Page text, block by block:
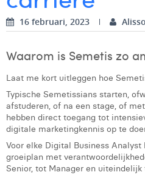
Dhan Claes
Elio Civalleri
Eliott Pousset
Floriane Defacqz
Glenn Vanderlinden
Digital Business Intern
16 februari, 2023
Waarom is Semetis zo
Laat me kort uitleggen hoe
Typische Semetissians starten,
afstuderen, of na een stage, of
hebben direct toegang tot
digitale marketingkennis op te
Voor elke Digital Business
groeiplan met
Senior, tot Manager en